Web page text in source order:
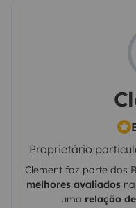
Proprietário
Clement faz parte dos
melhores avaliados na
uma relação